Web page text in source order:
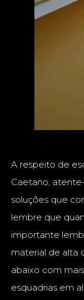
A respeito de
Caetano,
soluções que
lembre que
importante
material de alta
abaixo com
esquadrias em